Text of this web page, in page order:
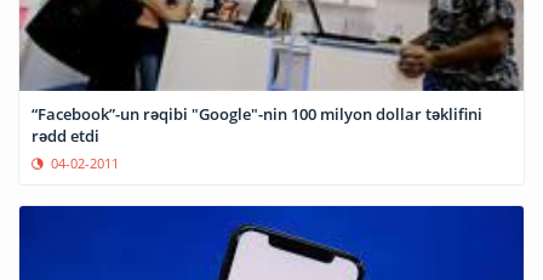
“Facebook”-un rəqibi "Google"-nin 100 milyon dollar təklifini
rədd etdi
04-02-2011